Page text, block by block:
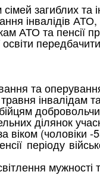
загиблих та
інвалідів
АТО та пенсії
та
інвалідам
ділянок
(чоловіки
періоду
мужності